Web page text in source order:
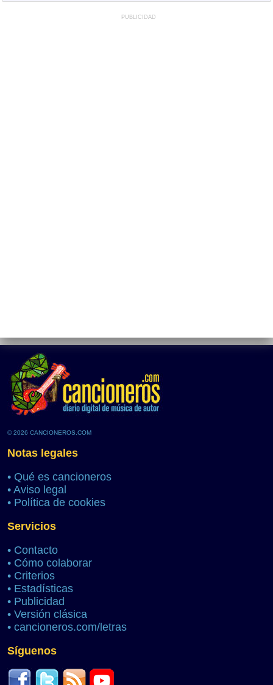
PUBLICIDAD
© 2026 CANCIONEROS.COM
Notas legales
• Qué es cancioneros
• Aviso legal
• Política de cookies
Servicios
• Contacto
• Cómo colaborar
• Criterios
• Estadísticas
• Publicidad
• Versión clásica
• cancioneros.com/letras
Síguenos